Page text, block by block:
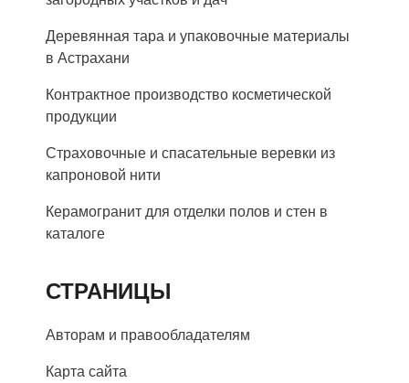
Деревянная тара и упаковочные материалы
в Астрахани
Контрактное производство косметической
продукции
Страховочные и спасательные веревки из
капроновой нити
Керамогранит для отделки полов и стен в
каталоге
СТРАНИЦЫ
Авторам и правообладателям
Карта сайта